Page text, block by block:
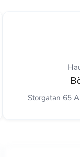
Storgatan 65